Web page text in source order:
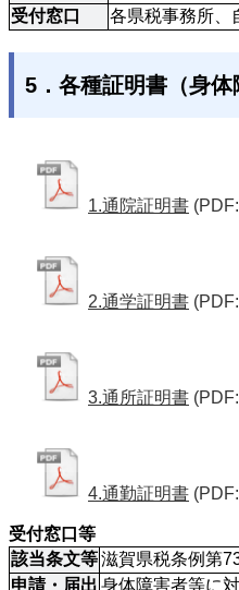
受付窓口
各県税事務所、
5．各種証明書（身体
1.通院証明書
2.通学証明書
3.通所証明書
4.通勤証明書
受付窓口等
該当条文等滋賀県税条例第
申請・届出 身体障害者等に